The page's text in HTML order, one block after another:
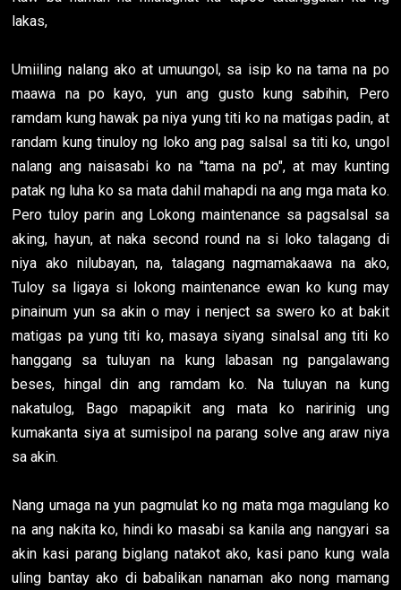
lakas,
Umiiling nalang ako at umuungol, sa isip ko na tama na po
maawa na po kayo, yun ang gusto kung sabihin, Pero
ramdam kung hawak pa niya yung titi ko na matigas padin, at
randam kung tinuloy ng loko ang pag salsal sa titi ko, ungol
nalang ang naisasabi ko na "tama na po", at may kunting
patak ng luha ko sa mata dahil mahapdi na ang mga mata ko.
Pero tuloy parin ang Lokong maintenance sa pagsalsal sa
aking, hayun, at naka second round na si loko talagang di
niya ako nilubayan, na, talagang nagmamakaawa na ako,
Tuloy sa ligaya si lokong maintenance ewan ko kung may
pinainum yun sa akin o may i nenject sa swero ko at bakit
matigas pa yung titi ko, masaya siyang sinalsal ang titi ko
hanggang sa tuluyan na kung labasan ng pangalawang
beses, hingal din ang ramdam ko. Na tuluyan na kung
nakatulog, Bago mapapikit ang mata ko naririnig ung
kumakanta siya at sumisipol na parang solve ang araw niya
sa akin.
Nang umaga na yun pagmulat ko ng mata mga magulang ko
na ang nakita ko, hindi ko masabi sa kanila ang nangyari sa
akin kasi parang biglang natakot ako, kasi pano kung wala
uling bantay ako di babalikan nanaman ako nong mamang